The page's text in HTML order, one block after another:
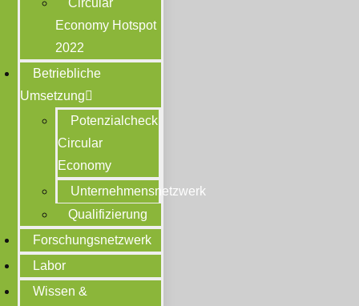
Circular
Economy Hotspot
2022
Betriebliche
Umsetzung
Potenzialcheck
Circular
Economy
Unternehmensnetzwerk
Qualifizierung
Forschungsnetzwerk
Labor
Wissen &